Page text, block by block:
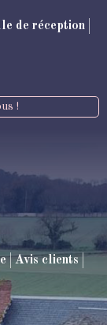
de réception
!
Avis clients